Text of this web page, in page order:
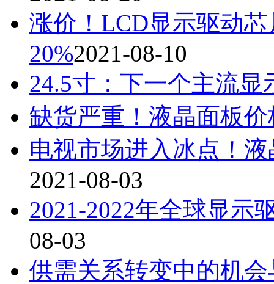
涨价！LCD显示驱动
20%2021-08-10
24.5寸：下一个主流显
缺货严重！液晶面板价
电视市场进入冰点！
2021-08-03
2021-2022年全球显示
08-03
供需关系转变中的机